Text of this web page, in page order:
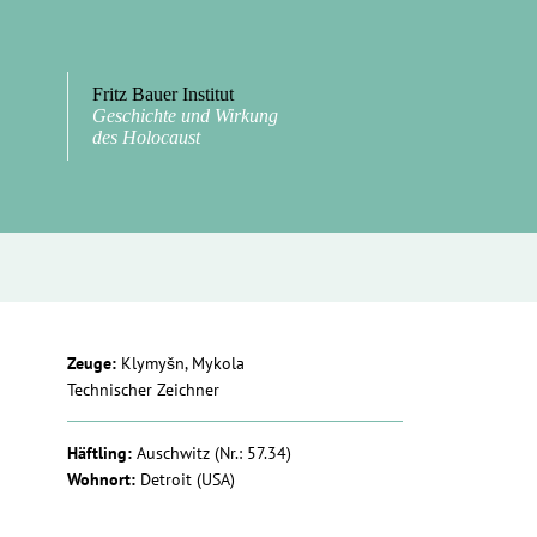
Fritz Bauer Institut
Geschichte und Wirkung
des Holocaust
Zeuge: Klymyšn, Mykola
Technischer Zeichner
Häftling: Auschwitz (Nr.: 57.34)
Wohnort: Detroit (USA)